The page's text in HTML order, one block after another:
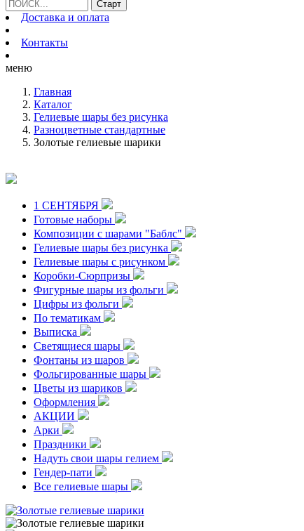
Доставка и оплата
Контакты
меню
Главная
Каталог
Гелиевые шары без рисунка
Разноцветные стандартные
Золотые гелиевые шарики
1 СЕНТЯБРЯ
Готовые наборы
Композиции с шарами "Баблс"
Гелиевые шары без рисунка
Гелиевые шары с рисунком
Коробки-Сюрпризы
Фигурные шары из фольги
Цифры из фольги
По тематикам
Выписка
Светящиеся шары
Фонтаны из шаров
Фольгированные шары
Цветы из шариков
Оформления
АКЦИИ
Арки
Праздники
Надуть свои шары гелием
Гендер-пати
Все гелиевые шары